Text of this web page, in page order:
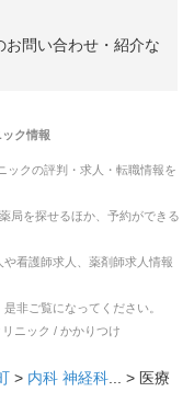
問い合わせ・紹介な
ク情報
ックの評判・求人・転職情報を
局を探せるほか、予約ができる
看護師求人、薬剤師求人情報
非ご覧になってください。
ニック / かかりつけ
> 内科 神経科 ... > 医療